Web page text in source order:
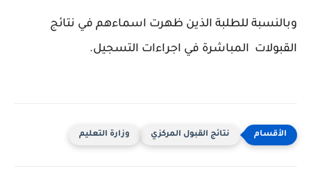
وبالنسبة للطلبة الذين ظهرت اسماءهم في نتائج
القبولات المباشرة في اجراءات التسجيل.
نتائج القبول المركزي وزارة التعليم